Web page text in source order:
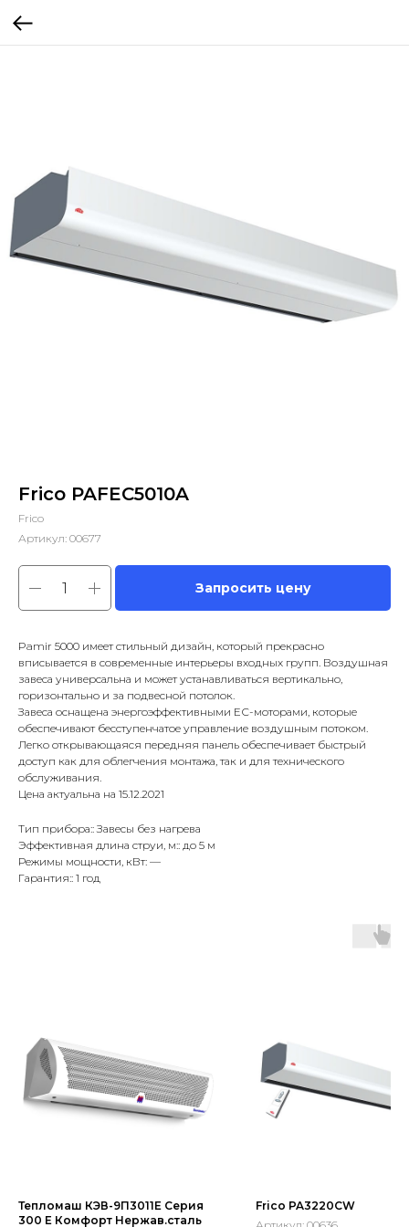
Frico PAFEC5010A
Frico
Артикул: 00677
Запросить цену
Pamir 5000 имеет стильный дизайн, который прекрасно
вписывается в современные интерьеры входных групп. Воздушная
завеса универсальна и может устанавливаться вертикально,
горизонтально и за подвесной потолок.
Завеса оснащена энергоэффективными ЕС-моторами, которые
обеспечивают бесступенчатое управление воздушным потоком.
Легко открывающаяся передняя панель обеспечивает быстрый
доступ как для облегчения монтажа, так и для технического
обслуживания.
Цена актуальна на 15.12.2021
Тип прибора:: Завесы без нагрева
Эффективная длина струи, м:: до 5 м
Режимы мощности, кВт: —
Гарантия:: 1 год
Тепломаш КЭВ-9П3011Е Серия
300 E Комфорт Нержав.сталь
Frico PA3220CW